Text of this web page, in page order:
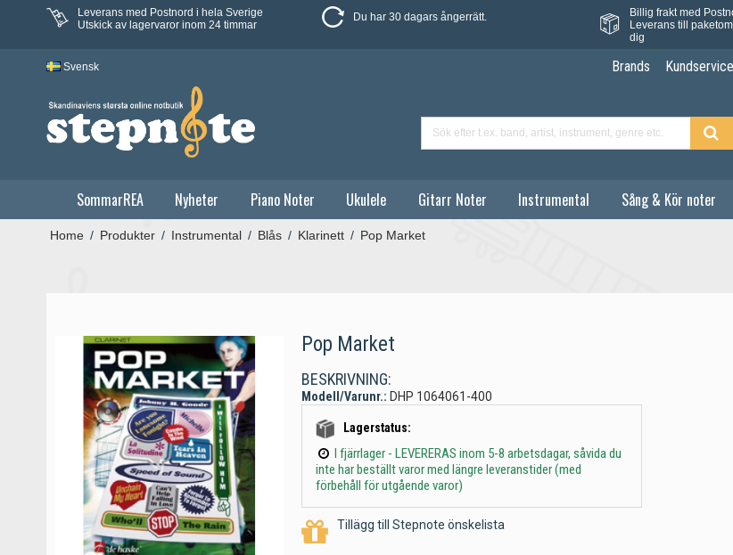
Leverans med Postnord i hela Sverige
Utskick av lagervaror inom 24 timmar
Du har 30 dagars ångerrätt.
Billig frakt med
Leverans till
dig
Svensk Brands Kundservice
SommarREA Nyheter Piano Noter Ukulele Gitarr Noter Instrumental Sång & Kör noter
Home / Produkter / Instrumental / Blås / Klarinett / Pop Market
Pop Market
BESKRIVNING:
Modell/Varunr.: DHP 1064061-400
Lagerstatus:
I fjärrlager - LEVERERAS inom 5-8 arbetsdagar, såvida du
inte har beställt varor med längre leveranstider (med
förbehåll för utgående varor)
Tillägg till Stepnote önskelista